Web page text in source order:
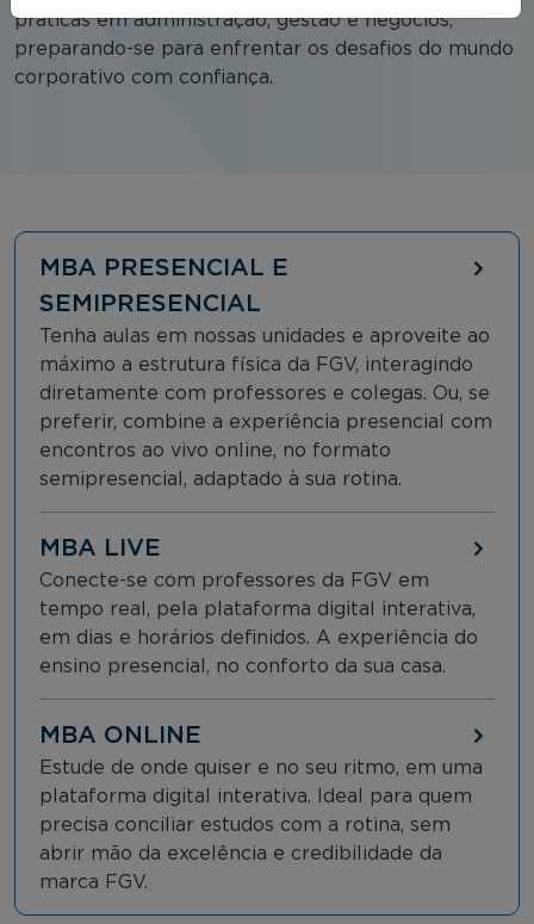
práticas em administração, gestão e negócios,
preparando-se para enfrentar os desafios do mundo
corporativo com confiança.
MBA PRESENCIAL E
SEMIPRESENCIAL
Tenha aulas em nossas unidades e aproveite ao
máximo a estrutura física da FGV, interagindo
diretamente com professores e colegas. Ou, se
preferir, combine a experiência presencial com
encontros ao vivo online, no formato
semipresencial, adaptado à sua rotina.
MBA LIVE
Conecte-se com professores da FGV em
tempo real, pela plataforma digital interativa,
em dias e horários definidos. A experiência do
ensino presencial, no conforto da sua casa.
MBA ONLINE
Estude de onde quiser e no seu ritmo, em uma
plataforma digital interativa. Ideal para quem
precisa conciliar estudos com a rotina, sem
abrir mão da excelência e credibilidade da
marca FGV.